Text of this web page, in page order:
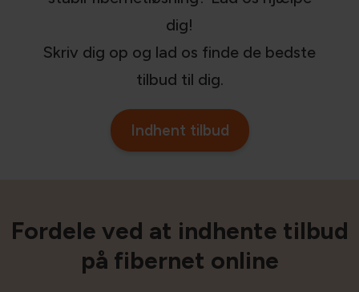
stabil fibernetløsning? Lad os hjælpe
dig!
Skriv dig op og lad os finde de bedste
tilbud til dig.
Fordele ved at indhente tilbud
på fibernet online